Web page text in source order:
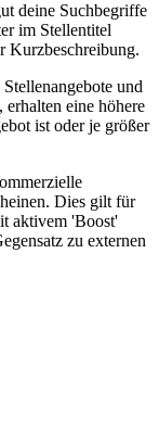
deine Suchbegriffe
im Stellentitel
Kurzbeschreibung.
und
eine höhere
ist oder je größer
Dies gilt für
aktivem 'Boost'
zu externen